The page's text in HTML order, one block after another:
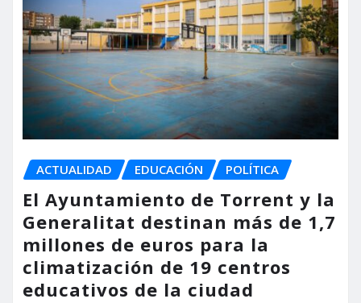
ACTUALIDAD EDUCACIÓN POLÍTICA
El Ayuntamiento de Torrent y la
Generalitat destinan más de 1,7
millones de euros para la
climatización de 19 centros
educativos de la ciudad